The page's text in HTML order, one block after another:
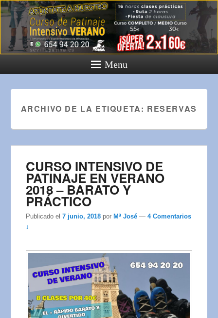
Menu
ARCHIVO DE LA ETIQUETA: RESERVAS
CURSO INTENSIVO DE
PATINAJE EN VERANO
2018 – BARATO Y
PRÁCTICO
Publicado el7 junio, 2018 por Mª José —4 Comentarios
↓